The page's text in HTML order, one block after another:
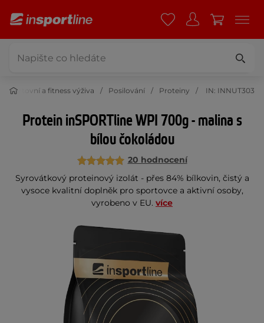
Sportovní a fitness výživa Posilování Proteiny IN: INNUT303
Protein inSPORTline WPI 700g - malina s
bílou čokoládou
20 hodnocení
Syrovátkový proteinový izolát - přes 84% bílkovin, čistý a
vysoce kvalitní doplněk pro sportovce a aktivní osoby,
vyrobeno v EU. více